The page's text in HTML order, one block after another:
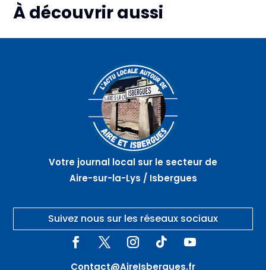
À découvrir aussi
Plus d'informations
Brocante
– AIRE
SUR
LA LYS
Plus d'informations
Ball
trap –
SAINT
VENANT
Plus d'informations
Votre journal local sur le secteur de
Aire-sur-la-Lys / Isbergues
Suivez nous sur les réseaux sociaux
Contact@AireIsbergues.fr